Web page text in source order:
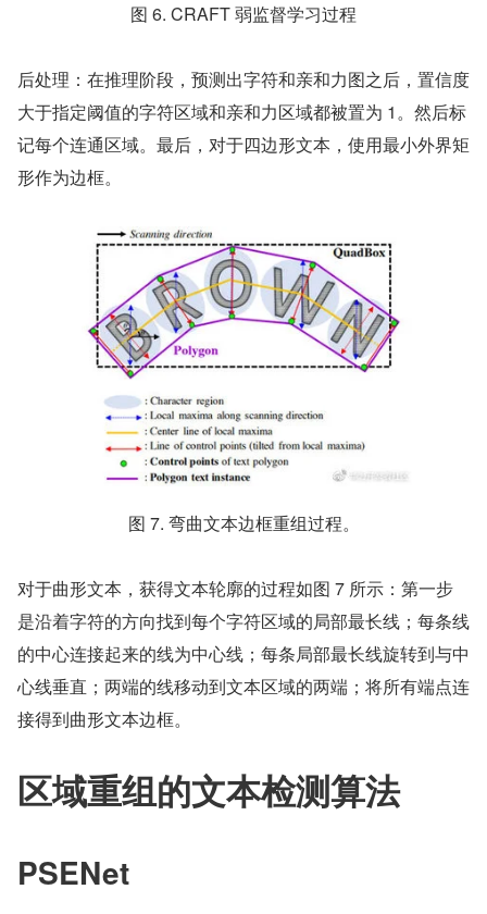
图 6. CRAFT 弱监督学习过程
后处理：在推理阶段，预测出字符和亲和力图之后，置信度
大于指定阈值的字符区域和亲和力区域都被置为 1。然后标
记每个连通区域。最后，对于四边形文本，使用最小外界矩
形作为边框。
图 7. 弯曲文本边框重组过程。
对于曲形文本，获得文本轮廓的过程如图 7 所示：第一步
是沿着字符的方向找到每个字符区域的局部最长线；每条线
的中心连接起来的线为中心线；每条局部最长线旋转到与中
心线垂直；两端的线移动到文本区域的两端；将所有端点连
接得到曲形文本边框。
区域重组的文本检测算法
PSENet